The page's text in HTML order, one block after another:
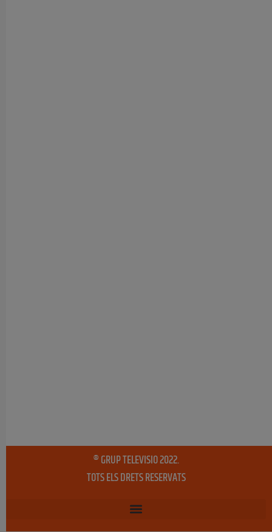
® GRUP TELEVISIO 2022.
TOTS ELS DRETS RESERVATS